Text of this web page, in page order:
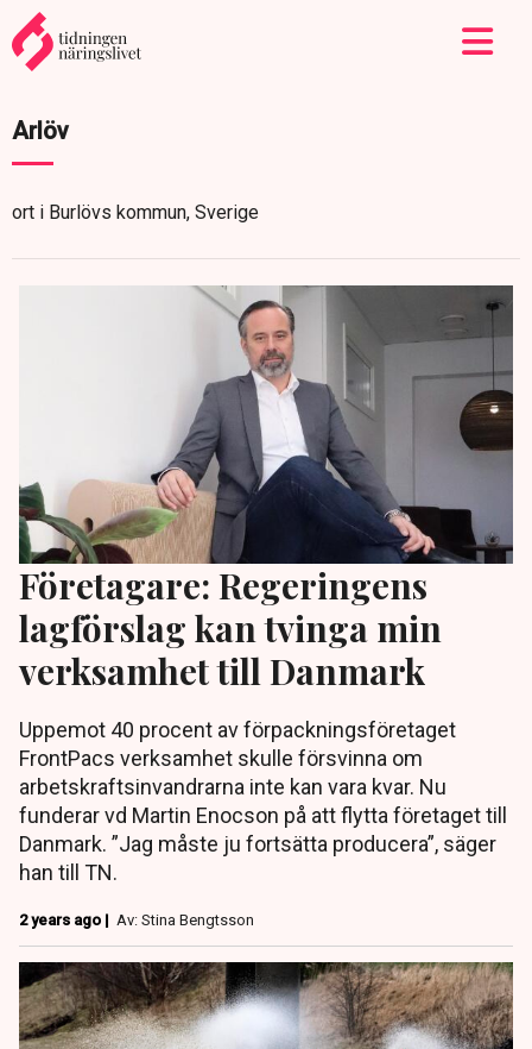
Arlöv
ort i Burlövs kommun, Sverige
Företagare: Regeringens
lagförslag kan tvinga min
verksamhet till Danmark
Uppemot 40 procent av förpackningsföretaget
FrontPacs verksamhet skulle försvinna om
arbetskraftsinvandrarna inte kan vara kvar. Nu
funderar vd Martin Enocson på att flytta företaget till
Danmark. ”Jag måste ju fortsätta producera”, säger
han till TN.
2 years ago | Av: Stina Bengtsson